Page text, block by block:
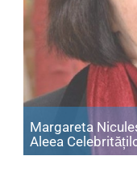
Margareta
Aleea